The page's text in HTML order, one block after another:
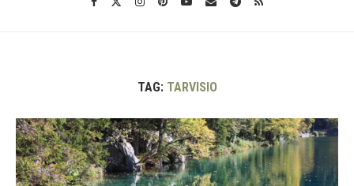
TAG: TARVISIO